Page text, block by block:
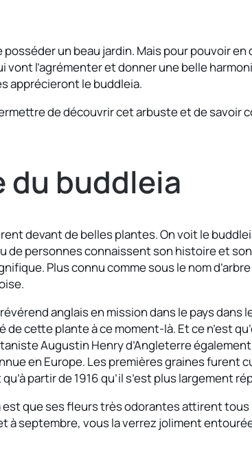
posséder un beau jardin. Mais pour pouvoir
vont l’agrémenter et donner une belle
apprécieront le buddleia.
de découvrir cet arbuste et de savoir
du buddleia
devant de belles plantes. On voit le
de personnes connaissent son histoire et
Plus connu comme sous le nom
anglais en mission dans le pays dans
de cette plante à ce moment-là. Et ce n’est
Augustin Henry d’Angleterre
en Europe. Les premières graines furent
partir de 1916 qu’il s’est plus largement
est que ses fleurs très odorantes attirent
à septembre, vous la verrez joliment